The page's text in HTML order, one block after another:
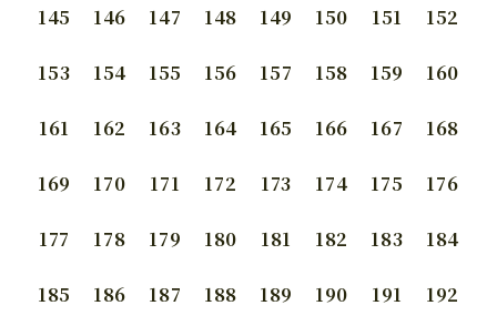
145 146 147 148 149 150 151 152
153 154 155 156 157 158 159 160
161 162 163 164 165 166 167 168
169 170 171 172 173 174 175 176
177 178 179 180 181 182 183 184
185 186 187 188 189 190 191 192